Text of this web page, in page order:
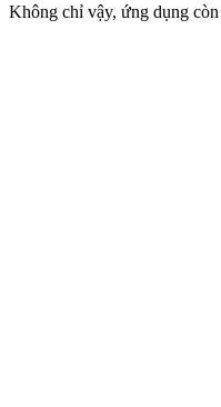
Không chỉ vậy, ứng dụng